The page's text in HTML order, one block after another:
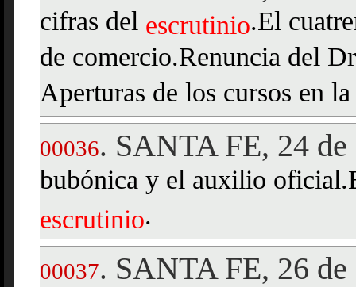
cifras del escrutinio.El
de comercio.Renuncia del
Aperturas de los cursos en
00036. SANTA FE, 24
bubónica y el auxilio
escrutinio.
00037. SANTA FE, 26